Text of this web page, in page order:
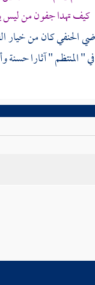
كيف تهدا جفون من
الحنفي كان من خيار
في " المنتظم " آثارا حسنة